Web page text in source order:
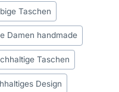
Taschen
Damen handmade
Taschen
Design